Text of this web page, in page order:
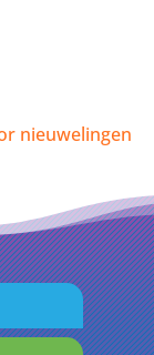
nieuwelingen